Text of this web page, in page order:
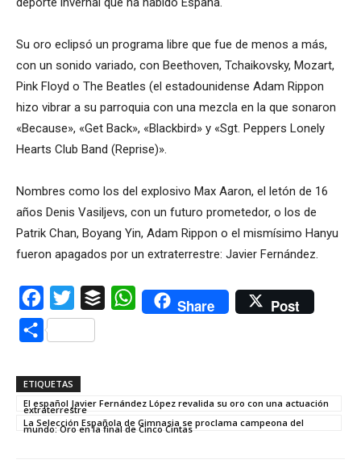
Su oro eclipsó un programa libre que fue de menos a más,
con un sonido variado, con Beethoven, Tchaikovsky, Mozart,
Pink Floyd o The Beatles (el estadounidense Adam Rippon
hizo vibrar a su parroquia con una mezcla en la que sonaron
«Because», «Get Back», «Blackbird» y «Sgt. Peppers Lonely
Hearts Club Band (Reprise)».
Nombres como los del explosivo Max Aaron, el letón de 16
años Denis Vasiljevs, con un futuro prometedor, o los de
Patrik Chan, Boyang Yin, Adam Rippon o el mismísimo Hanyu
fueron apagados por un extraterrestre: Javier Fernández.
Facebook
Twitter Buffer WhatsAppShare Post
Compartir
ETIQUETAS
El español Javier Fernández López revalida su oro con una actuación
extraterrestre
La Selección Española de Gimnasia se proclama campeona del
mundo: Oro en la final de Cinco Cintas